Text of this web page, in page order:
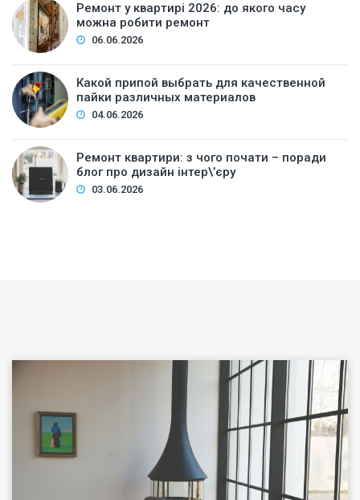
Ремонт у квартирі 2026: до якого часу
можна робити ремонт
06.06.2026
Какой припой выбрать для качественной
пайки различных материалов
04.06.2026
Ремонт квартири: з чого почати – поради
блог про дизайн інтер\’єру
03.06.2026